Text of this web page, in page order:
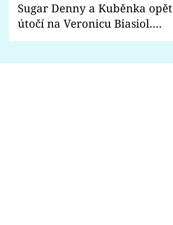
Sugar Denny a Kuběnka opět
útočí na Veronicu Biasiol.
Proč je podle nich falešná a